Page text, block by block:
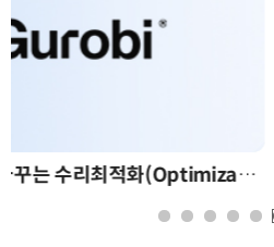
AI 핀옵스 실전 세미나: 폭증하